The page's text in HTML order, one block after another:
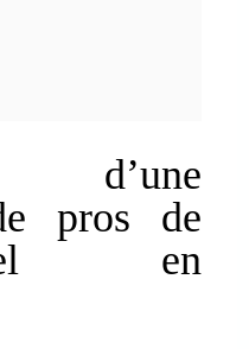
d’une
pros de
en